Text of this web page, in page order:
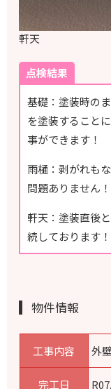
軒天
点検結果
基礎：塗装時の
を塗装すること
事ができます！
雨樋：剥がれも
問題ありません！
軒天：塗装直後
続しております！
物件情報
工事内容 外
完工日